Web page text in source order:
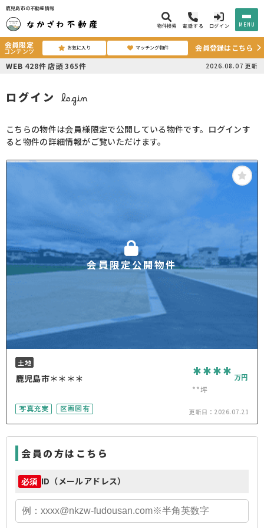
鹿児島市の不動産情報
物件検索 電話する ログイン MENU
会員限定
コンテンツ お気に入り マッチング物件
会員登録はこちら
WEB 428件 店頭365件 2026.08.07 更新
ログイン login
こちらの物件は会員様限定で公開している物件です。ログインす
ると物件の詳細情報がご覧いただけます。
会員限定公開物件
土地
鹿児島市＊＊＊＊ **** 万円
**坪
写真充実
区画図有 更新日： 2026.07.21
会員の方はこちら
必須 ID（メールアドレス）